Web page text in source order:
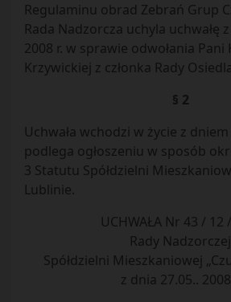
Regulaminu obrad Zebrań Grup
Rada Nadzorcza uchyla uchwałę
2008 r. w sprawie odwołania Pani
Krzywickiej z członka Rady
§ 2
Uchwała wchodzi w życie z dniem
podlega ogłoszeniu w sposób
3 Statutu Spółdzielni
Lublinie.
UCHWAŁA Nr 43 / 12
Rady Nadzorczej
Spółdzielni Mieszkaniowej
z dnia 27.05..